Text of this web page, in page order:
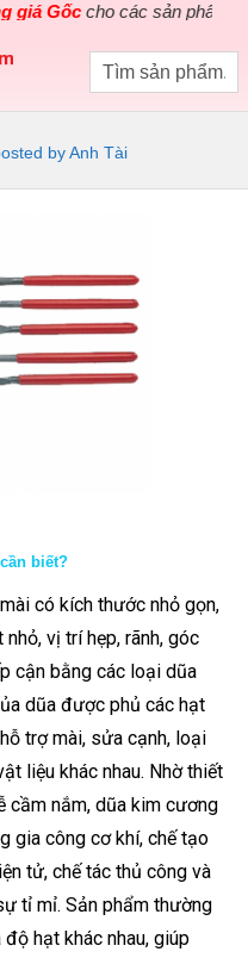
các sản phẩm dụng cụ điện
by Anh Tài
biết?
có kích thước nhỏ gọn,
vị trí hẹp, rãnh, góc
cận bằng các loại dũa
dũa được phủ các hạt
trợ mài, sửa cạnh, loại
liệu khác nhau. Nhờ thiết
cầm nắm, dũa kim cương
gia công cơ khí, chế tạo
tử, chế tác thủ công và
tỉ mỉ. Sản phẩm thường
hạt khác nhau, giúp